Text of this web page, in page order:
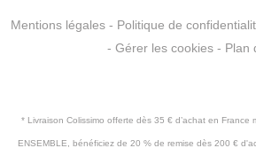
Mentions légales - Politique de
- Gérer les cookies- Plan
* Livraison Colissimo offerte dès 35 € d’achat en France
ENSEMBLE, bénéficiez de 20 % de remise dès 200 €